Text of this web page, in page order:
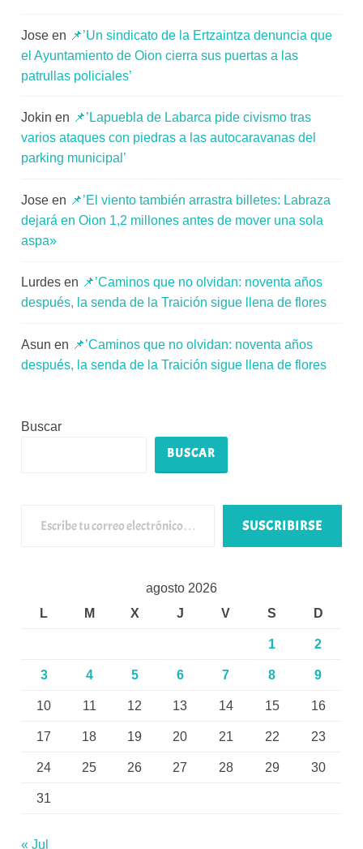
Jose en 📌’Un sindicato de la Ertzaintza denuncia que
el Ayuntamiento de Oion cierra sus puertas a las
patrullas policiales’
Jokin en 📌’Lapuebla de Labarca pide civismo tras
varios ataques con piedras a las autocaravanas del
parking municipal’
Jose en 📌’El viento también arrastra billetes: Labraza
dejará en Oion 1,2 millones antes de mover una sola
aspa»
Lurdes en 📌’Caminos que no olvidan: noventa años
después, la senda de la Traición sigue llena de flores
Asun en 📌’Caminos que no olvidan: noventa años
después, la senda de la Traición sigue llena de flores
Buscar
BUSCAR
SUSCRIBIRSE
agosto 2026
L
M X J V S D
1 2
3 4 5 6 7 8 9
10 11 12 13 14 15 16
17 18 19 20 21 22 23
24 25 26 27 28 29 30
31
« Jul